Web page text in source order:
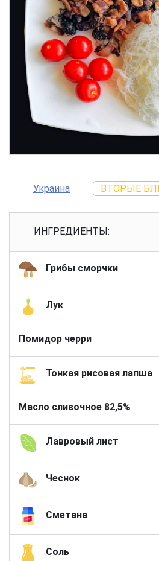
Украина ВТОРЫЕ
ИНГРЕДИЕНТЫ:
Грибы сморчки
Лук
Помидор черри
Тонкая рисовая лапша
Масло сливочное 82,5%
Лавровый лист
Чеснок
Сметана
Соль